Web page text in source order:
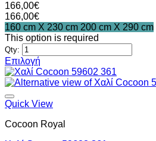
να
επιλεγούν
στη
σελίδα
του
προϊόντος
166,00€
166,00€
160 cm X 230 cm 200 cm X 290 cm
This option is required
Qty:
Επιλογή
Αυτό
το
προϊόν
έχει
παραλλαγές.
Quick View
Cocoon Royal